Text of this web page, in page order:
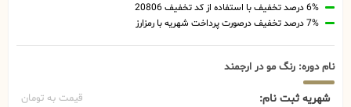
6% درصد تخفیف با استفاده از کد تخفیف 20806
7% درصد تخفیف درصورت پرداخت شهریه با رمزارز
نام دوره: رنگ مو در ارجمند
شهریه ثبت نام: قیمت به تومان